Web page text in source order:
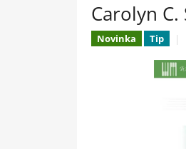
Carolyn
Novinka Tip